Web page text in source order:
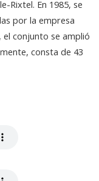
Rixtel. En 1985, se
por la empresa
el conjunto se amplió
consta de 43